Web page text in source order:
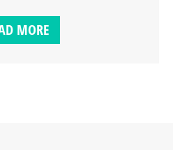
MORE